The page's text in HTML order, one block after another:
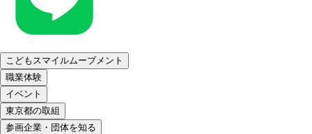
こどもスマイルムーブメント
職業体験
イベント
東京都の取組
参画企業・団体を知る